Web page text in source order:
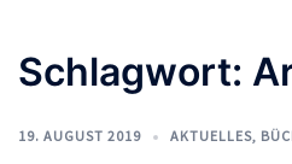
Schlagwort:
19. AUGUST 2019 AKTUELLES,